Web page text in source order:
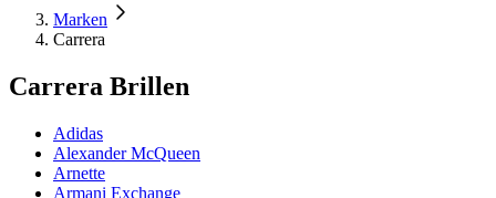
Marken
Carrera
Carrera Brillen
Adidas
Alexander McQueen
Arnette
Armani Exchange